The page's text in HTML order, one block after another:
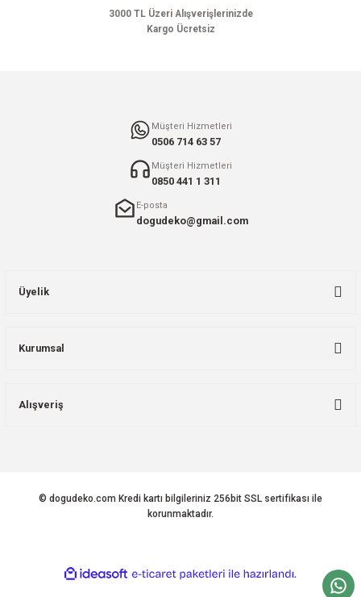
3000 TL Üzeri Alışverişlerinizde
Kargo Ücretsiz
Müşteri Hizmetleri
0506 714 63 57
Müşteri Hizmetleri
0850 441 1 311
E-posta
dogudeko@gmail.com
Üyelik
Kurumsal
Alışveriş
© dogudeko.com Kredi kartı bilgileriniz 256bit SSL sertifikası ile
korunmaktadır.
ideasoft
e-
hazırlandı.